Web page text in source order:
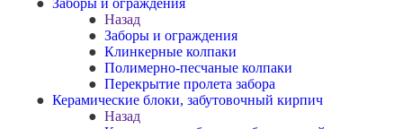
Заборы и ограждения
Назад
Заборы и ограждения
Клинкерные колпаки
Полимерно-песчаные колпаки
Перекрытие пролета забора
Керамические блоки, забутовочный кирпич
Назад